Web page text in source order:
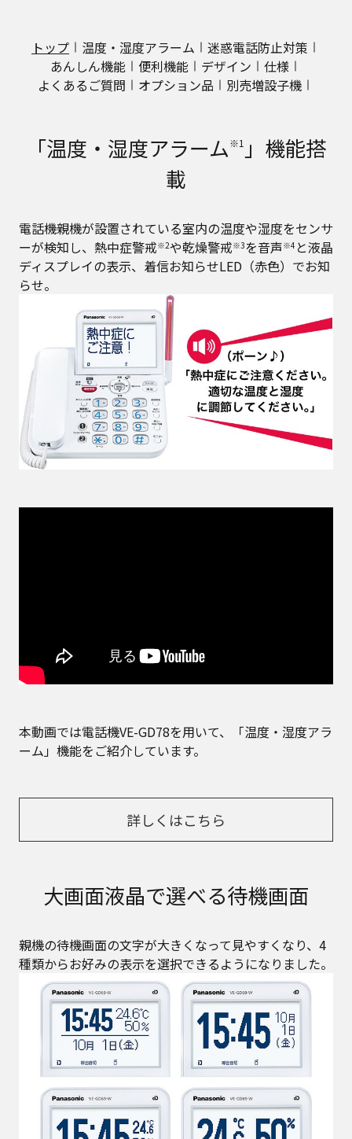
トップ 温度・湿度アラーム
迷惑電話防止対策
あんしん機能
便利機能 デザイン
仕様
よくあるご質問
オプション品 別売増設子機
「温度・湿度アラーム※1 」機能搭
載
電話機親機が設置されている室内の温度や湿度をセンサ
ーが検知し、熱中症警戒※2や乾燥警戒※3を音声※4 と液晶
ディスプレイの表示、着信お知らせLED（赤色）でお知
らせ。
本動画では電話機VE-GD78を用いて、「温度・湿度アラ
ーム」機能をご紹介しています。
詳しくはこちら
大画面液晶で選べる待機画面
親機の待機画面の文字が大きくなって見やすくなり、4
種類からお好みの表示を選択できるようになりました。